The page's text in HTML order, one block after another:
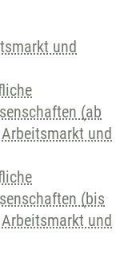
und
(ab
Arbeitsmarkt und
(bis
Arbeitsmarkt und